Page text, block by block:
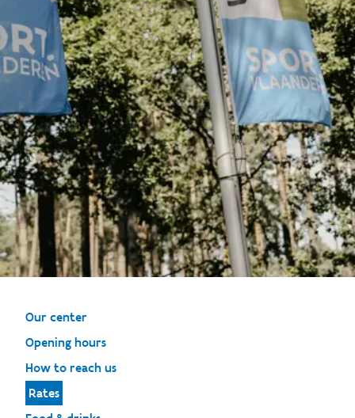
Our center
Opening hours
How to reach us
Rates